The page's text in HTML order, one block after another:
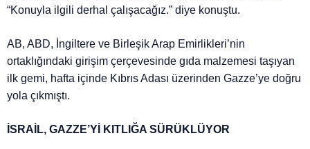
“Konuyla ilgili derhal çalışacağız.” diye konuştu.
AB, ABD, İngiltere ve Birleşik Arap Emirlikleri’nin
ortaklığındaki girişim çerçevesinde gıda malzemesi taşıyan
ilk gemi, hafta içinde Kıbrıs Adası üzerinden Gazze’ye doğru
yola çıkmıştı.
İSRAİL, GAZZE’Yİ KITLIĞA SÜRÜKLÜYOR